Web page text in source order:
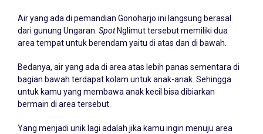
Air yang ada di pemandian Gonoharjo ini langsung berasal
dari gunung Ungaran. SpotNglimut tersebut memiliki dua
area tempat untuk berendam yaitu di atas dan di bawah.
Bedanya, air yang ada di area atas lebih panas sementara di
bagian bawah terdapat kolam untuk anak-anak. Sehingga
untuk kamu yang membawa anak kecil bisa dibiarkan
bermain di area tersebut.
Yang menjadi unik lagi adalah jika kamu ingin menuju area